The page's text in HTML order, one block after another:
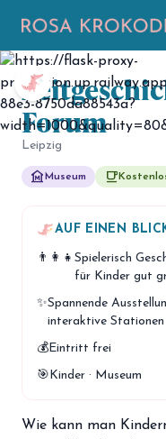
☀️ Heute
Plane mit Kroki
celebration
hiking Abenteuer
Unterkünfte
menu_book Guides
map Karte
storefront Shop
Foto:
Forum
Leipzig
museum Museum free_breakfast
AUF EINEN
👨‍👩‍👧 Spielerisch
für Kinder gut
✨Spannende
interaktive Stationen
💰Eintritt frei
🎯Kinder · Museum
Wie kann man